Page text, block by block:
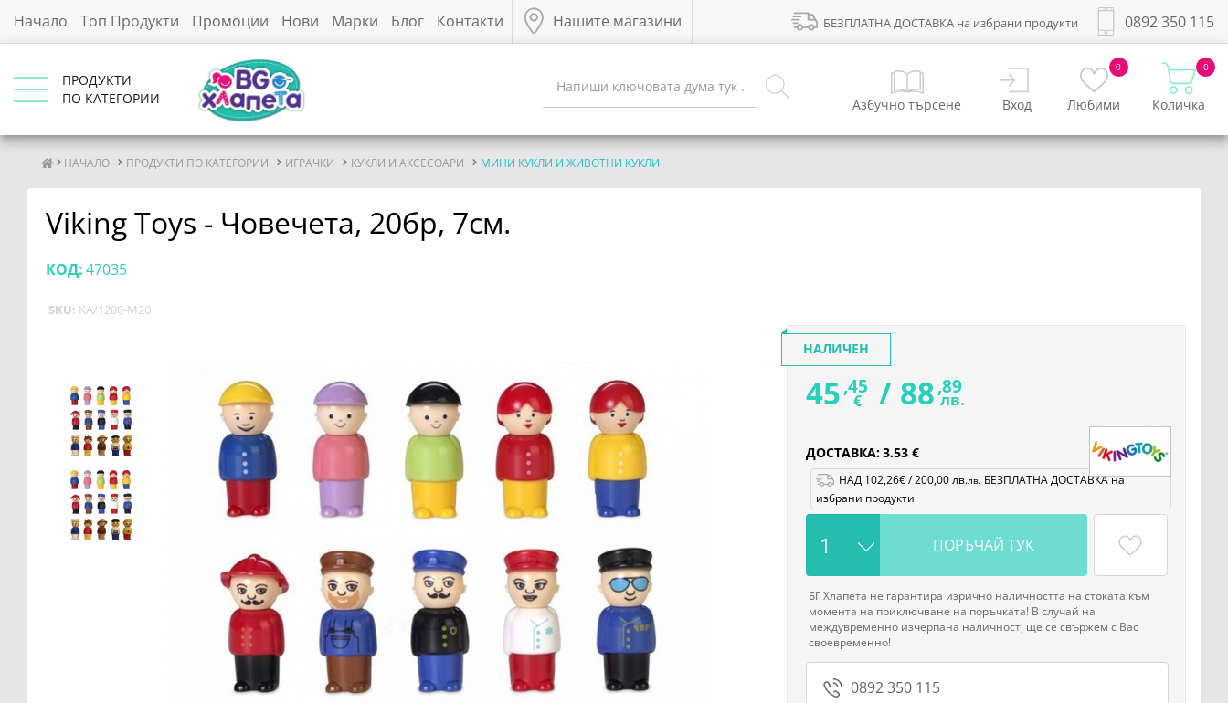
Начало Топ Продукти Промоции Нови Марки Блог Контакти Нашите магазини 0892 350 115
БЕЗПЛАТНА ДОСТАВКА на избрани продукти
ПРОДУКТИ
ПО КАТЕГОРИИ
Азбучно търсене Вход
0
Любими
0
Количка
НАЧАЛО ПРОДУКТИ ПО КАТЕГОРИИ ИГРАЧКИ КУКЛИ И АКСЕСОАРИ МИНИ КУКЛИ И ЖИВОТНИ КУКЛИ
Viking Toys - Човечета, 20бр, 7см.
КОД:47035
SKU: KA/1200-M20
НАЛИЧЕН
45,45
€ / 88,89
лв.
ДОСТАВКА:3.53 €
НАД 102,26€/200,00лв.лв. БЕЗПЛАТНА ДОСТАВКА на
избрани продукти
ПОРЪЧАЙ ТУК
БГ Хлапета не гарантира изрично наличността на стоката към
момента на приключване на поръчката! В случай на
междувременно изчерпана наличност, ще се свържем с Вас
своевременно!
0892 350 115